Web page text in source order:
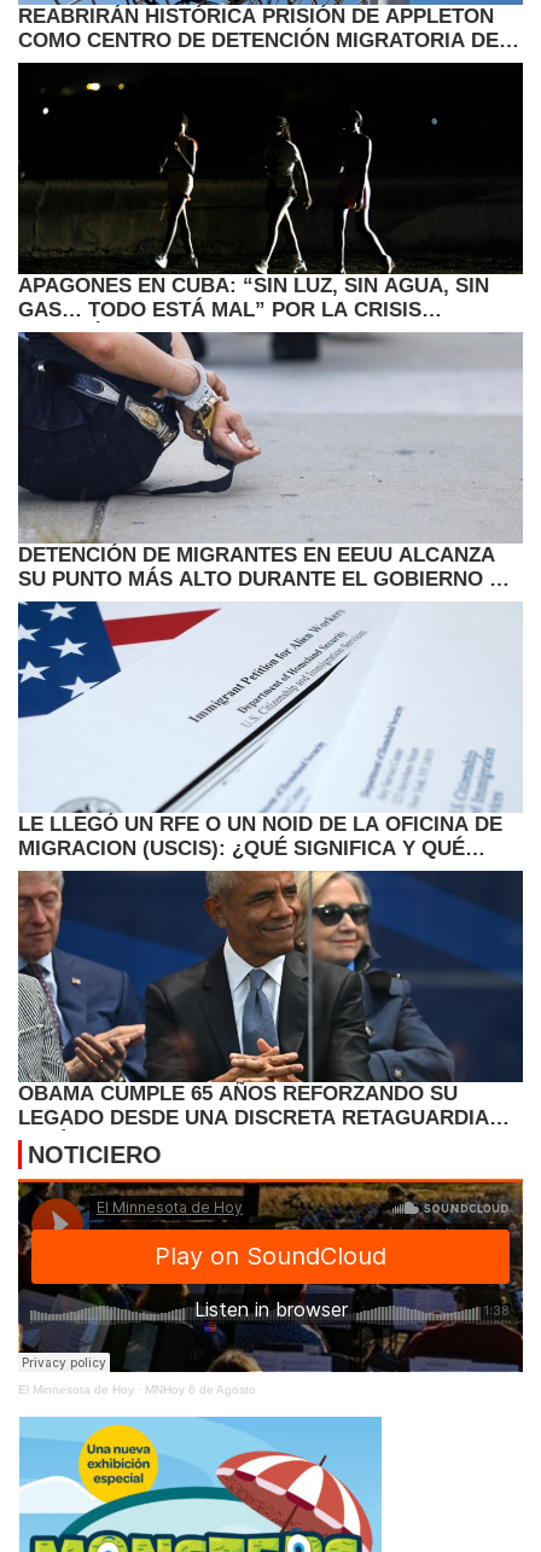
REABRIRÁN HISTÓRICA PRISIÓN DE APPLETON
COMO CENTRO DE DETENCIÓN MIGRATORIA DEL
ICE
APAGONES EN CUBA: “SIN LUZ, SIN AGUA, SIN
GAS… TODO ESTÁ MAL” POR LA CRISIS
ENERGÉTICA
DETENCIÓN DE MIGRANTES EN EEUU ALCANZA
SU PUNTO MÁS ALTO DURANTE EL GOBIERNO DE
TRUMP
LE LLEGÓ UN RFE O UN NOID DE LA OFICINA DE
MIGRACION (USCIS): ¿QUÉ SIGNIFICA Y QUÉ
DEBE HACER AHORA?
OBAMA CUMPLE 65 AÑOS REFORZANDO SU
LEGADO DESDE UNA DISCRETA RETAGUARDIA
POLÍTICA
NOTICIERO
El Minnesota de Hoy · MNHoy 6 de Agosto